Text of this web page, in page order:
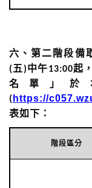
六、第二階段備
( 五 )中午13:00起
名單」於
( https://
表如下：
階段區分